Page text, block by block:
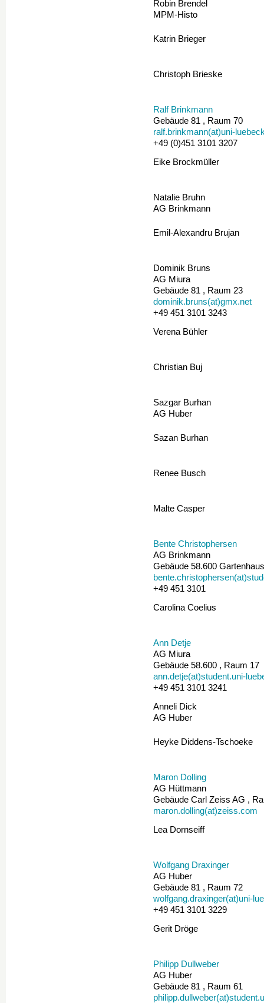
Robin Brendel
MPM-Histo
Katrin Brieger
Christoph Brieske
Ralf Brinkmann
Gebäude 81 , Raum 70
ralf.brinkmann(at)uni-
+49 (0)451 3101 3207
Eike Brockmüller
Natalie Bruhn
AG Brinkmann
Emil-Alexandru Brujan
Dominik Bruns
AG Miura
Gebäude 81 , Raum 23
dominik.bruns(at)gmx.net
+49 451 3101 3243
Verena Bühler
Christian Buj
Sazgar Burhan
AG Huber
Sazan Burhan
Renee Busch
Malte Casper
Bente Christophersen
AG Brinkmann
Gebäude 58.600
+49 451 3101
Carolina Coelius
Ann Detje
AG Miura
Gebäude 58.600 , Raum 17
ann.detje(at)student.uni-
+49 451 3101 3241
Anneli Dick
AG Huber
Heyke Diddens-Tschoeke
Maron Dolling
AG Hüttmann
Gebäude Carl Zeiss AG ,
maron.dolling(at)zeiss.com
Lea Dornseiff
Wolfgang Draxinger
AG Huber
Gebäude 81 , Raum 72
wolfgang.draxinger(at)uni-
+49 451 3101 3229
Gerit Dröge
Philipp Dullweber
AG Huber
Gebäude 81 , Raum 61